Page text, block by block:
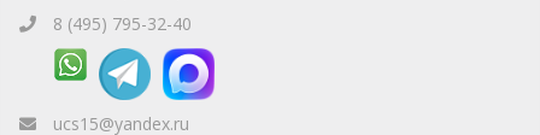
8 (495) 795-32-40
ucs15@yandex.ru